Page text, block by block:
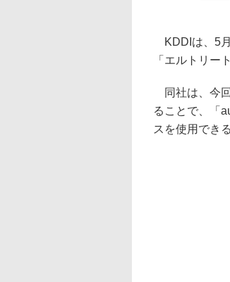
KDDIは、5月
「エルトリー
同社は、今
ることで、「
スを使用でき